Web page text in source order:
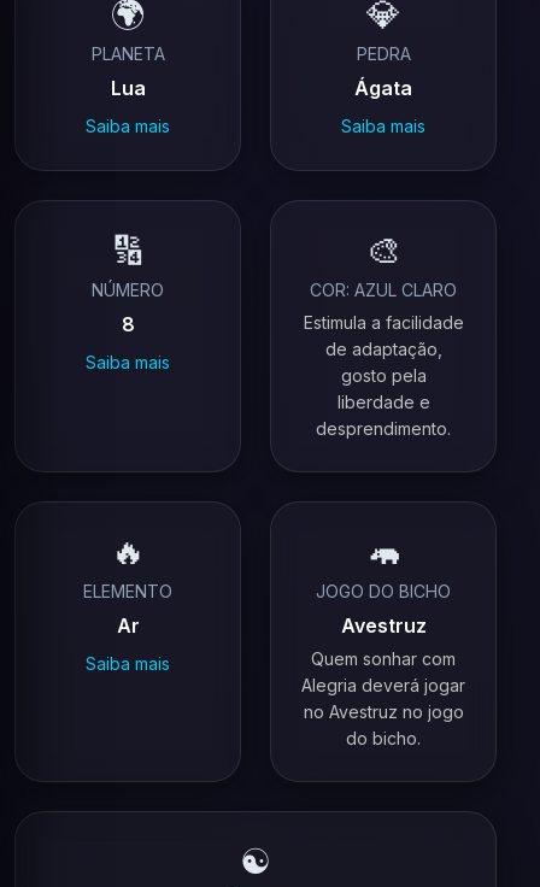
🌍
PLANETA
Lua
Saiba mais
💎
PEDRA
Ágata
Saiba mais
🔢
NÚMERO
8
Saiba mais
🎨
COR: AZUL CLARO
Estimula a facilidade
de adaptação,
gosto pela
liberdade e
desprendimento.
🔥
ELEMENTO
Ar
Saiba mais
🦛
JOGO DO BICHO
Avestruz
Quem sonhar com
Alegria deverá jogar
no Avestruz no jogo
do bicho.
☯️